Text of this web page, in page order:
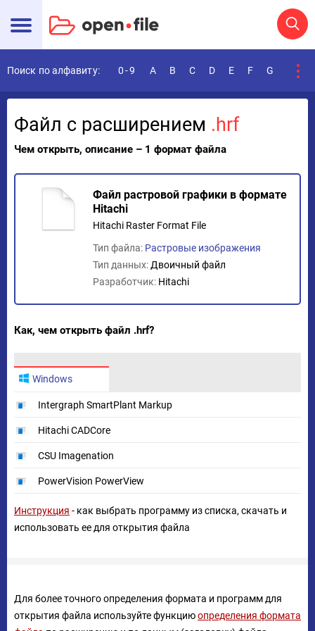
Поиск по алфавиту: 0-9 A B C D E F G
Файл с расширением .hrf
Чем открыть, описание – 1 формат файла
Файл растровой графики в формате
Hitachi
Hitachi Raster Format File
Тип файла: Растровые изображения
Тип данных: Двоичный файл
Разработчик: Hitachi
Как, чем открыть файл .hrf?
Windows
Intergraph SmartPlant Markup
Hitachi CADCore
CSU Imagenation
PowerVision PowerView
Инструкция - как выбрать программу из списка, скачать и
использовать ее для открытия файла
Для более точного определения формата и программ для
открытия файла используйте функциюопределения формата